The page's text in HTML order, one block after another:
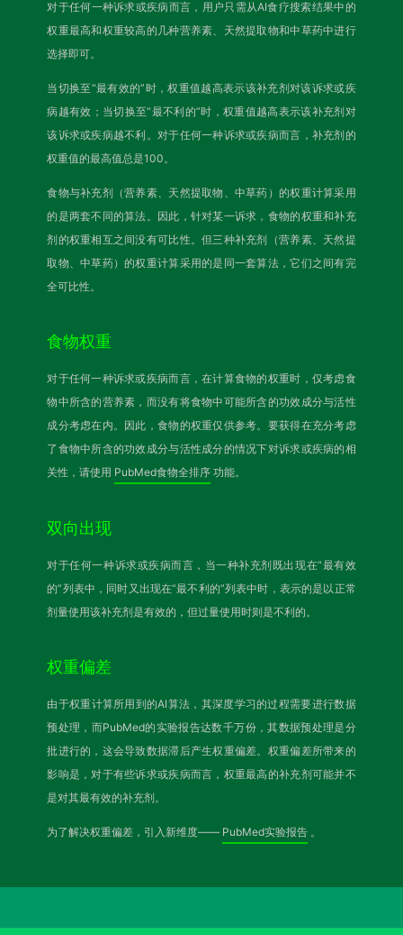
对于任何一种诉求或疾病而言，用户只需从AI食疗搜索结果中的
权重最高和权重较高的几种营养素、天然提取物和中草药中进行
选择即可。
当切换至“最有效的”时，权重值越高表示该补充剂对该诉求或疾
病越有效；当切换至“最不利的”时，权重值越高表示该补充剂对
该诉求或疾病越不利。对于任何一种诉求或疾病而言，补充剂的
权重值的最高值总是100。
食物与补充剂（营养素、天然提取物、中草药）的权重计算采用
的是两套不同的算法。因此，针对某一诉求，食物的权重和补充
剂的权重相互之间没有可比性。但三种补充剂（营养素、天然提
取物、中草药）的权重计算采用的是同一套算法，它们之间有完
全可比性。
食物权重
对于任何一种诉求或疾病而言，在计算食物的权重时，仅考虑食
物中所含的营养素，而没有将食物中可能所含的功效成分与活性
成分考虑在内。因此，食物的权重仅供参考。要获得在充分考虑
了食物中所含的功效成分与活性成分的情况下对诉求或疾病的相
关性，请使用 PubMed食物全排序 功能。
双向出现
对于任何一种诉求或疾病而言，当一种补充剂既出现在“最有效
的”列表中，同时又出现在“最不利的”列表中时，表示的是以正常
剂量使用该补充剂是有效的，但过量使用时则是不利的。
权重偏差
由于权重计算所用到的AI算法，其深度学习的过程需要进行数据
预处理，而PubMed的实验报告达数千万份，其数据预处理是分
批进行的，这会导致数据滞后产生权重偏差。权重偏差所带来的
影响是，对于有些诉求或疾病而言，权重最高的补充剂可能并不
是对其最有效的补充剂。
为了解决权重偏差，引入新维度—— PubMed实验报告 。